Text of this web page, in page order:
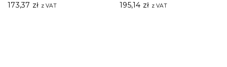
173,37 zł z VAT 195,14 zł z VAT